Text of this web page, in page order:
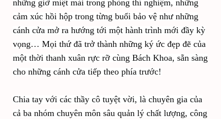
những giờ miệt mài trong phòng thí nghiệm, những
cảm xúc hồi hộp trong từng buổi bảo vệ như những
cánh cửa mở ra hướng tới một hành trình mới đầy kỳ
vọng… Mọi thứ đã trở thành những ký ức đẹp đẽ của
một thời thanh xuân rực rỡ cùng Bách Khoa, sẵn sàng
cho những cánh cửa tiếp theo phía trước!
Chia tay với các thầy cô tuyệt vời, là chuyên gia của
cả ba nhóm chuyên môn sâu quản lý chất lượng, công